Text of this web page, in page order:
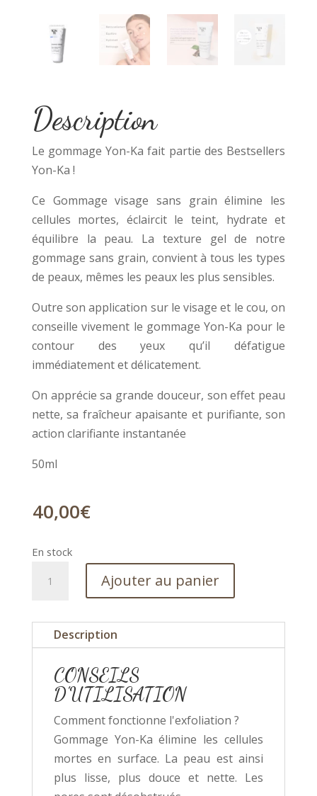
Description
Le gommage Yon-Ka fait partie des Bestsellers
Yon-Ka !
Ce Gommage visage sans grain élimine les
cellules mortes, éclaircit le teint, hydrate et
équilibre la peau. La texture gel de notre
gommage sans grain, convient à tous les types
de peaux, mêmes les peaux les plus sensibles.
Outre son application sur le visage et le cou, on
conseille vivement le gommage Yon-Ka pour le
contour des yeux qu’il défatigue
immédiatement et délicatement.
On apprécie sa grande douceur, son effet peau
nette, sa fraîcheur apaisante et purifiante, son
action clarifiante instantanée
50ml
40,00€
En stock
végétal
visage
doux
sans
grains
Ajouter au panier
Description
CONSEILS
D'UTILISATION
Comment fonctionne l'exfoliation ?
Gommage Yon-Ka élimine les cellules
mortes en surface. La peau est ainsi
plus lisse, plus douce et nette. Les